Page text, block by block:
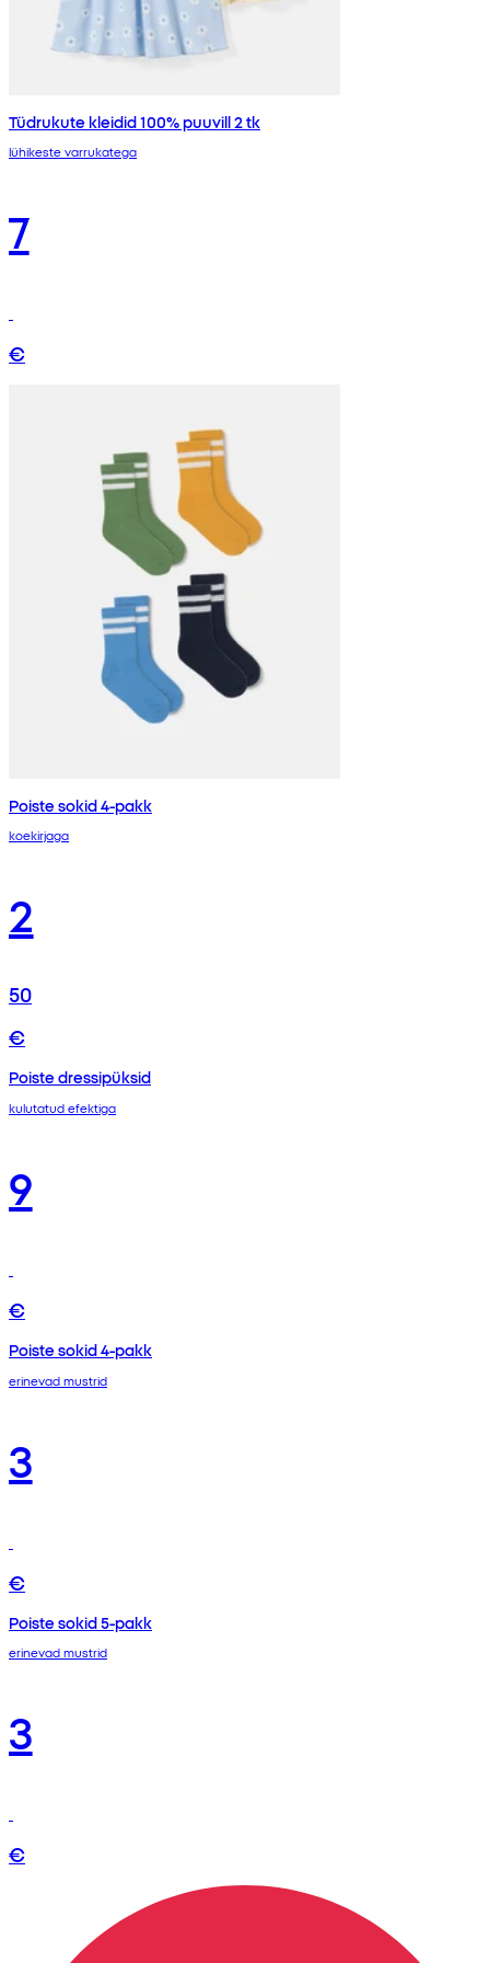
Tüdrukute kleidid 100% puuvill 2 tk
lühikeste varrukatega
7
€
Poiste sokid 4-pakk
koekirjaga
2
50
€
Poiste dressipüksid
kulutatud efektiga
9
€
Poiste sokid 4-pakk
erinevad mustrid
3
€
Poiste sokid 5-pakk
erinevad mustrid
3
€